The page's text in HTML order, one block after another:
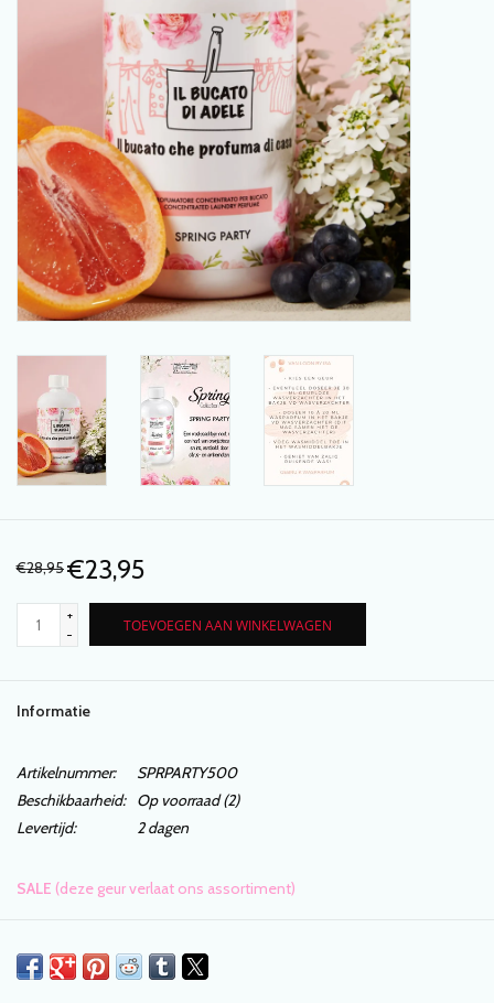
SCHOENENDROGER *nieuw*
Merken
€28,95€23,95
+
-
TOEVOEGEN AAN WINKELWAGEN
Informatie
Artikelnummer:
SPRPARTY500
Beschikbaarheid:
Op voorraad(2)
Levertijd:
2 dagen
SALE (deze geur verlaat ons assortiment)
muskusachtige noot met een hart van oranjebloesem en iris,
versterkt door citrus- en ambernoten.